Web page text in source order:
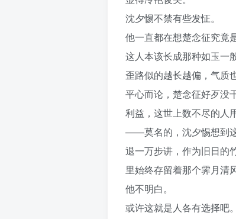
沈夕惕不禁有些发怔。
他一直都在想楚念征究竟
这人本该长成那种如玉一
歪路似的越长越偏，气质
平心而论，楚念征好歹没
利益，这世上数不尽的人
——莫名的，沈夕惕想到这
退一万步讲，作为旧日的
里始终存留着那个霁月清
他不明白。
或许这就是人各有选择吧。